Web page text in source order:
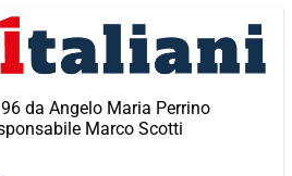
da Angelo Maria Perrino
Marco Scotti